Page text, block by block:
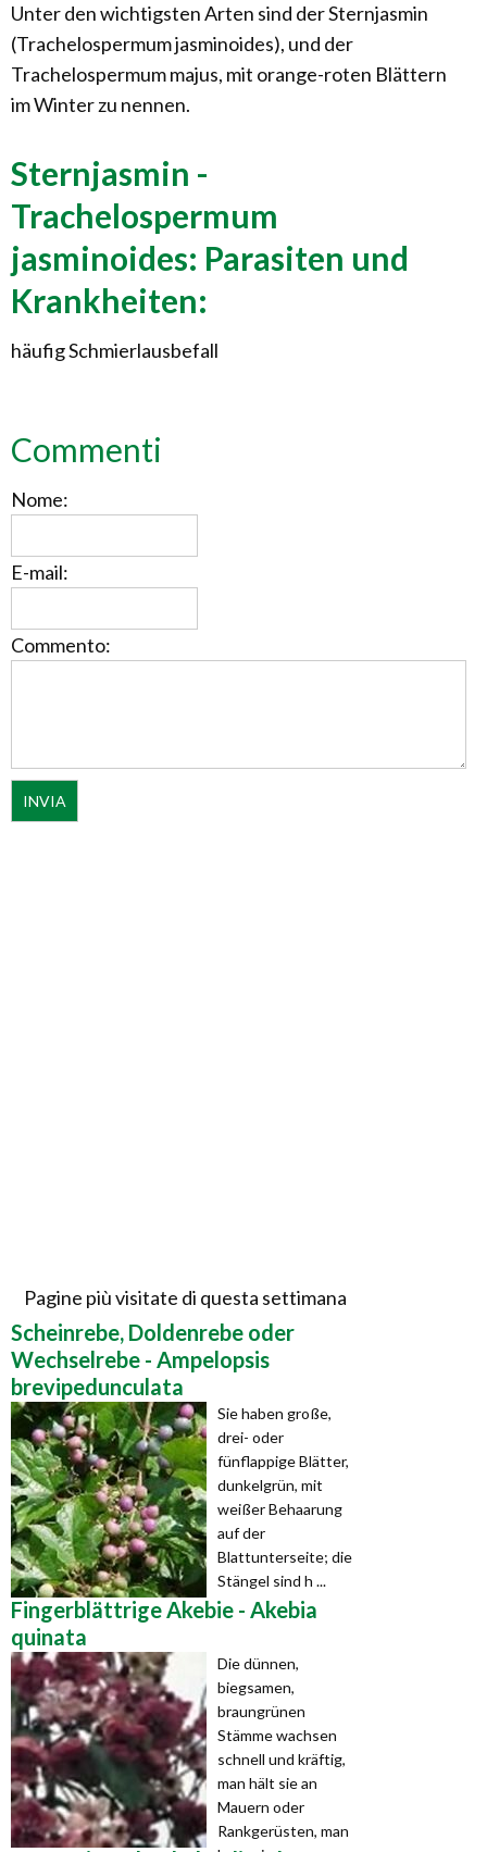
Unter den wichtigsten Arten sind der Sternjasmin
(Trachelospermum jasminoides), und der
Trachelospermum majus, mit orange-roten Blättern
im Winter zu nennen.
Sternjasmin -
Trachelospermum
jasminoides: Parasiten und
Krankheiten:
häufig Schmierlausbefall
Commenti
Nome:
E-mail:
Commento:
Pagine più visitate di questa settimana
Scheinrebe, Doldenrebe oder
Wechselrebe - Ampelopsis
brevipedunculata
Sie haben große,
drei- oder
fünflappige Blätter,
dunkelgrün, mit
weißer Behaarung
auf der
Blattunterseite; die
Stängel sind h ...
Fingerblättrige Akebie - Akebia
quinata
Die dünnen,
biegsamen,
braungrünen
Stämme wachsen
schnell und kräftig,
man hält sie an
Mauern oder
Rankgerüsten, man